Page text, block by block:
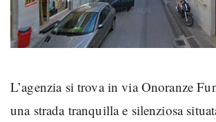
L’agenzia si trova in via Onoranze
una strada tranquilla e silenziosa